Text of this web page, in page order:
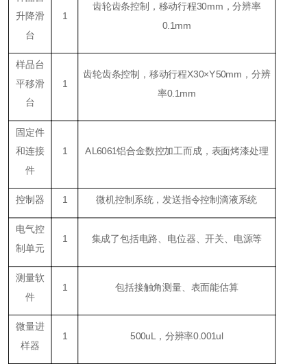
升降滑
台
1
齿轮齿条控制，移动行程30mm，分辨率
0.1mm
样品台
平移滑
台
1
齿轮齿条控制，移动行程X30×Y50mm，分辨
率0.1mm
固定件
和连接
件
1 AL6061铝合金数控加工而成，表面烤漆处理
控制器 1 微机控制系统，发送指令控制滴液系统
电气控
制单元
1 集成了包括电路、电位器、开关、电源等
测量软
件
1 包括接触角测量、表面能估算
微量进
样器
1 500uL，分辨率0.001ul